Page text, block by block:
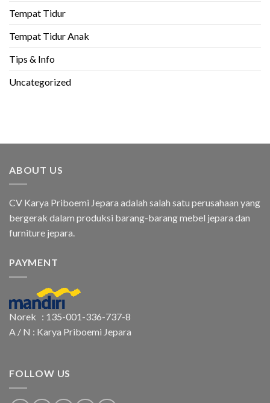
Tempat Tidur
Tempat Tidur Anak
Tips & Info
Uncategorized
ABOUT US
CV Karya Priboemi Jepara adalah salah satu perusahaan yang
bergerak dalam produksi barang-barang mebel jepara dan
furniture jepara.
PAYMENT
Norek : 135-001-336-737-8
A / N : Karya Priboemi Jepara
FOLLOW US